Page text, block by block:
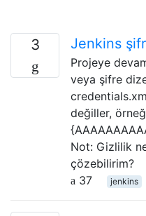
3 Jenkins
Projeye
veya şifre
değiller,
Not: Gizlilik
çözebilirim?
37
jenkins